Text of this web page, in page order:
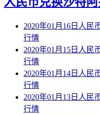
2020年01月16日人民
行情
2020年01月15日人民
行情
2020年01月14日人民
行情
2020年01月13日人民
行情